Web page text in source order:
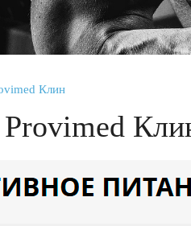
Клин
Provimed